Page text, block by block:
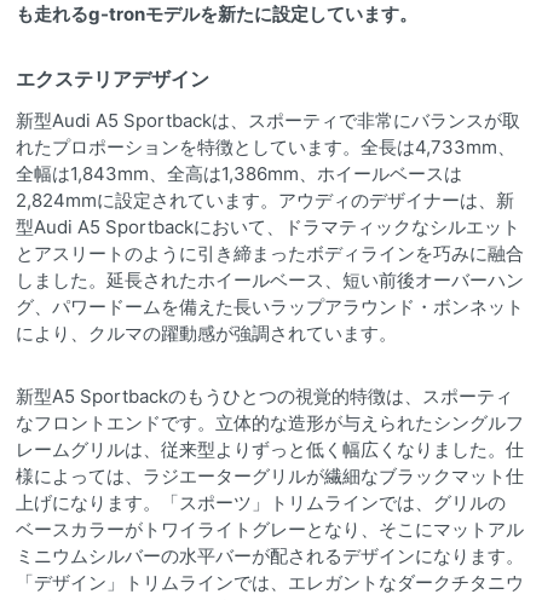
も走れるg-tronモデルを新たに設定しています。
エクステリアデザイン
新型Audi A5 Sportbackは、スポーティで非常にバランスが取
れたプロポーションを特徴としています。全長は4,733mm、
全幅は1,843mm、全高は1,386mm、ホイールベースは
2,824mmに設定されています。アウディのデザイナーは、新
型Audi A5 Sportbackにおいて、ドラマティックなシルエット
とアスリートのように引き締まったボディラインを巧みに融合
しました。延長されたホイールベース、短い前後オーバーハン
グ、パワードームを備えた長いラップアラウンド・ボンネット
により、クルマの躍動感が強調されています。
新型A5 Sportbackのもうひとつの視覚的特徴は、スポーティ
なフロントエンドです。立体的な造形が与えられたシングルフ
レームグリルは、従来型よりずっと低く幅広くなりました。仕
様によっては、ラジエーターグリルが繊細なブラックマット仕
上げになります。「スポーツ」トリムラインでは、グリルの
ベースカラーがトワイライトグレーとなり、そこにマットアル
ミニウムシルバーの水平バーが配されるデザインになります。
「デザイン」トリムラインでは、エレガントなダークチタニウ